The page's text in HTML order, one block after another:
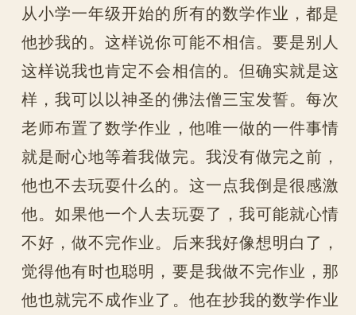
从小学一年级开始的所有的数学作业，都是
他抄我的。这样说你可能不相信。要是别人
这样说我也肯定不会相信的。但确实就是这
样，我可以以神圣的佛法僧三宝发誓。每次
老师布置了数学作业，他唯一做的一件事情
就是耐心地等着我做完。我没有做完之前，
他也不去玩耍什么的。这一点我倒是很感激
他。如果他一个人去玩耍了，我可能就心情
不好，做不完作业。后来我好像想明白了，
觉得他有时也聪明，要是我做不完作业，那
他也就完不成作业了。他在抄我的数学作业